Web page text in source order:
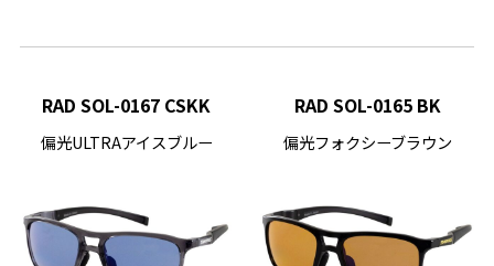
RAD SOL-0167 CSKK
偏光ULTRAアイスブルー
RAD SOL-0165 BK
偏光フォクシーブラウン